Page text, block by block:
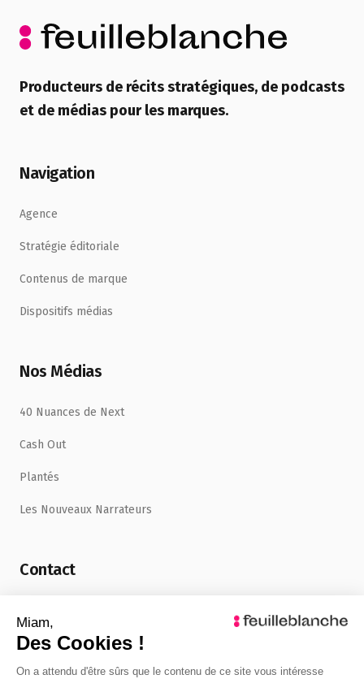
Producteurs de récits stratégiques, de podcasts
et de médias pour les marques.
Navigation
Agence
Stratégie éditoriale
Contenus de marque
Dispositifs médias
Nos Médias
40 Nuances de Next
Cash Out
Plantés
Les Nouveaux Narrateurs
Contact